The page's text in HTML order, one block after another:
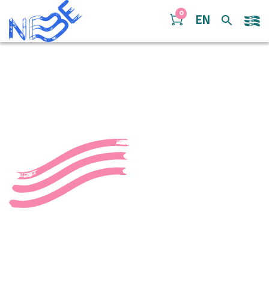
Doorgaan naar inhoud
0
EN